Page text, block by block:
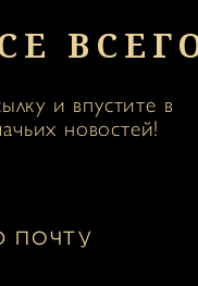
и впустите в
новостей!